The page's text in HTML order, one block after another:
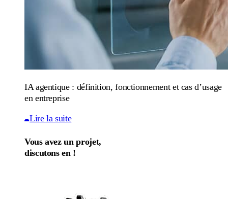
IA agentique : définition, fonctionnement et cas d’usage
en entreprise
Lire la suite
Vous avez un projet,
discutons en !